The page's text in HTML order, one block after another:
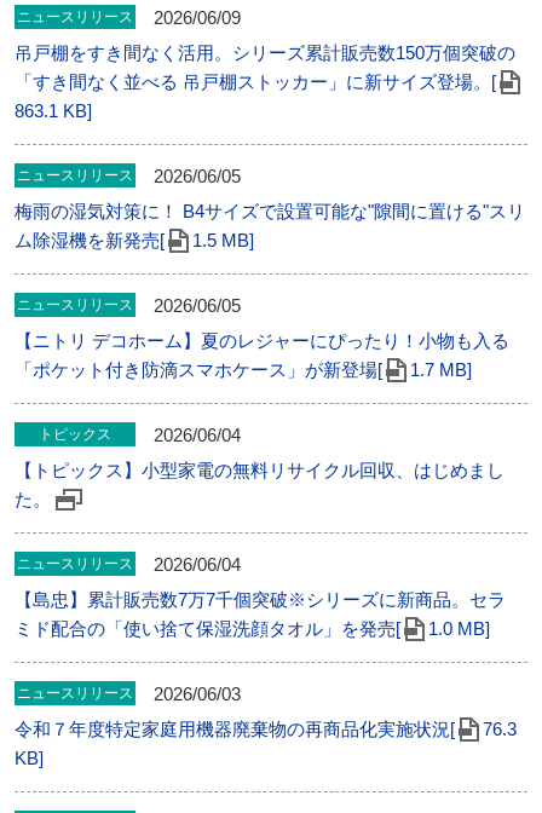
ニュースリリース
2026/06/09
吊戸棚をすき間なく活用。シリーズ累計販売数150万個突破の
「すき間なく並べる 吊戸棚ストッカー」に新サイズ登場。[
863.1 KB]
ニュースリリース
2026/06/05
梅雨の湿気対策に！ B4サイズで設置可能な"隙間に置ける"スリ
ム除湿機を新発売[
1.5 MB]
ニュースリリース
2026/06/05
【ニトリ デコホーム】夏のレジャーにぴったり！小物も入る
「ポケット付き防滴スマホケース」が新登場[
1.7 MB]
トピックス
2026/06/04
【トピックス】小型家電の無料リサイクル回収、はじめまし
た。
ニュースリリース
2026/06/04
【島忠】累計販売数7万7千個突破※シリーズに新商品。セラ
ミド配合の「使い捨て保湿洗顔タオル」を発売[
1.0 MB]
ニュースリリース
2026/06/03
令和７年度特定家庭用機器廃棄物の再商品化実施状況[
76.3
KB]